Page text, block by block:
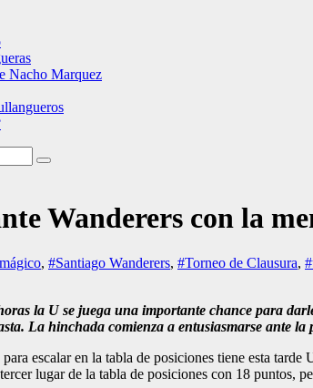
Nacho Marquez
Wanderers con la
, #Santiago Wanderers, #Torneo de Clausura,
la U se juega una importante chance para
La hinchada comienza a entusiasmarse ante
escalar en la tabla de posiciones tiene esta
lugar de la tabla de posiciones con 18 puntos,